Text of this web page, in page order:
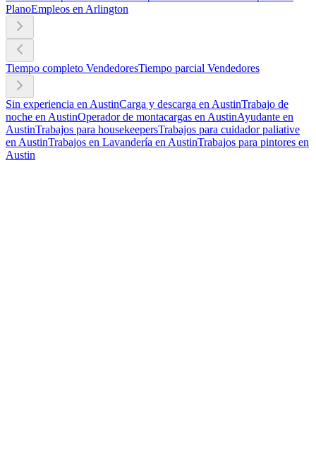
PlanoEmpleos en Arlington
Tiempo completo VendedoresTiempo parcial Vendedores
Sin experiencia en AustinCarga y descarga en AustinTrabajo de
noche en AustinOperador de montacargas en AustinAyudante en
AustinTrabajos para housekeepersTrabajos para cuidador paliative
en AustinTrabajos en Lavandería en AustinTrabajos para pintores en
Austin